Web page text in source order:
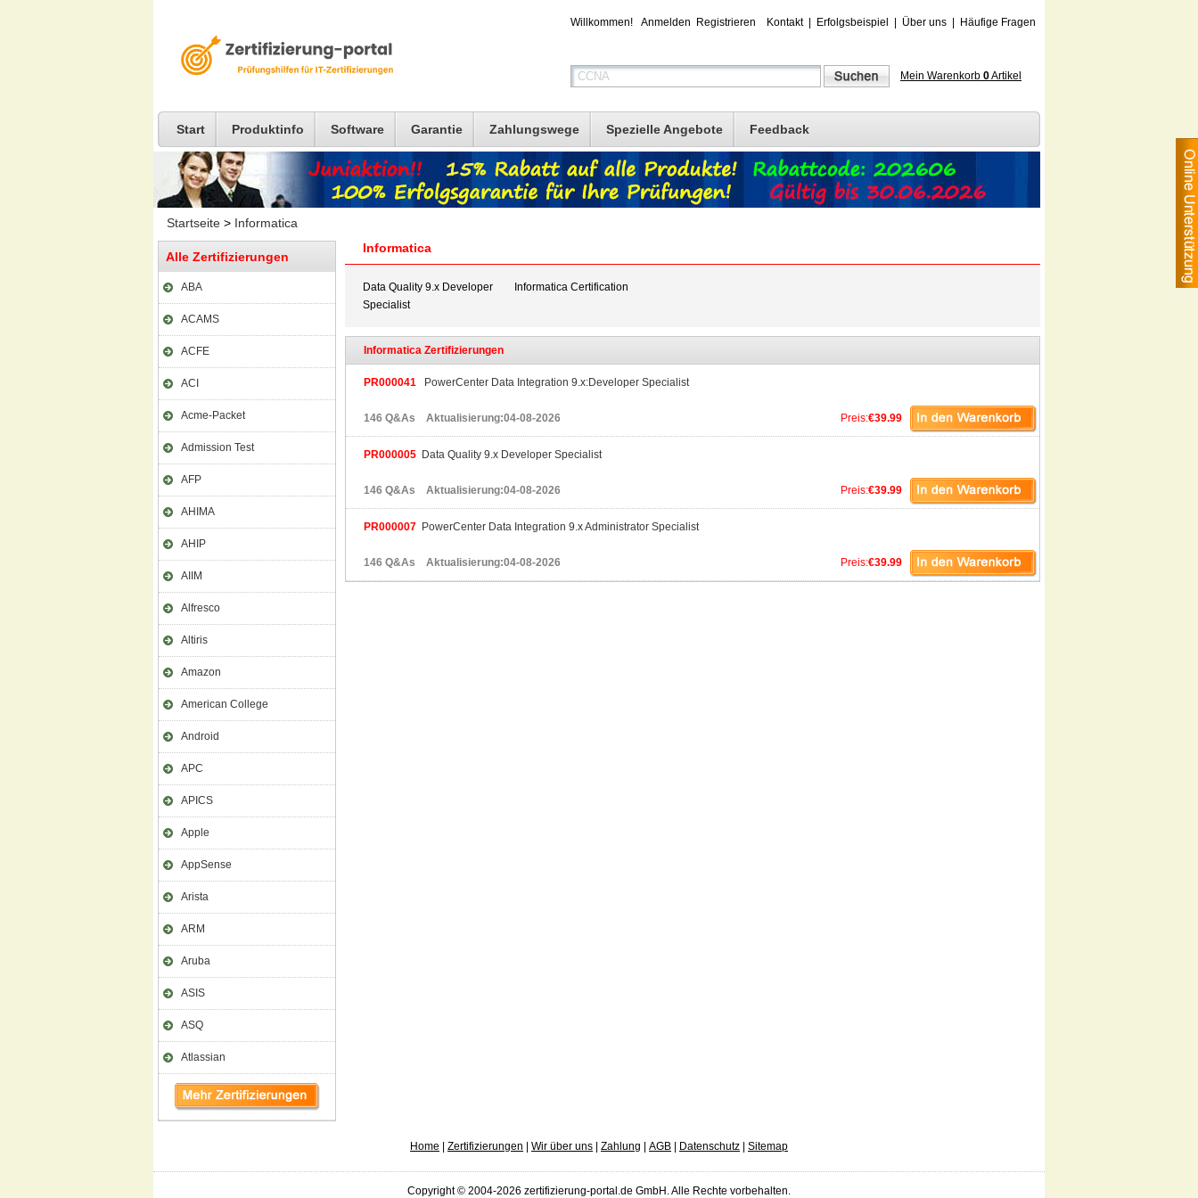
Willkommen! Anmelden Registrieren Kontakt| Erfolgsbeispiel Über uns Häufige Fragen
Mein Warenkorb 0Artikel
Start Produktinfo Software Garantie Zahlungswege Spezielle Angebote Feedback
Startseite > Informatica
Alle Zertifizierungen
ABA
ACAMS
ACFE
ACI
Acme-Packet
Admission Test
AFP
AHIMA
AHIP
AIIM
Alfresco
Altiris
Amazon
American College
Android
APC
APICS
Apple
AppSense
Arista
ARM
Aruba
ASIS
ASQ
Atlassian
Informatica
Data Quality 9.x Developer
Specialist
Informatica Certification
Informatica Zertifizierungen
PR000041 PowerCenter Data Integration 9.x:Developer Specialist
Preis:€39.99
146 Q&As Aktualisierung:04-08-2026
PR000005 Data Quality 9.x Developer Specialist
Preis:€39.99
146 Q&As Aktualisierung:04-08-2026
PR000007 PowerCenter Data Integration 9.x Administrator Specialist
Preis:€39.99
146 Q&As Aktualisierung:04-08-2026
Home Zertifizierungen Wir über uns Zahlung AGB Datenschutz Sitemap
Copyright © 2004-2026 zertifizierung-portal.de GmbH. Alle Rechte vorbehalten.